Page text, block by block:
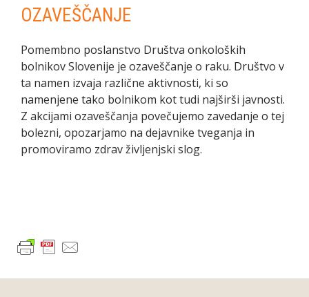
OZAVEŠČANJE
Pomembno poslanstvo Društva onkoloških
bolnikov Slovenije je ozaveščanje o raku. Društvo v
ta namen izvaja različne aktivnosti, ki so
namenjene tako bolnikom kot tudi najširši javnosti.
Z akcijami ozaveščanja povečujemo zavedanje o tej
bolezni, opozarjamo na dejavnike tveganja in
promoviramo zdrav življenjski slog.